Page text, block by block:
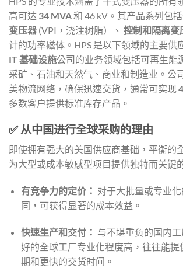
高可达 34 MVA和 46 kV。其产品系列包
变压器 (VPI，浇注树脂）、 控制和隔离变
计的功率磁体。HPS 是以下领域的主要供
IT 基础设施公司的业务领域包括可再生能
采矿、石油和天然气、商业和制造业。公
美物流网络，确保迅速交货，通常可实现
多数客户提供标准库存产品。
✅ 从中国进行全球采购的理由
即使拥有强大的美国供应商基础，平衡的
为大型或成本敏感型项目提供独特而关键
有竞争力的定价： 对于大批量或专业
同，可获得显著的成本效益。
快速生产和交付： 与不堪重负的国内
好的全球工厂专业化程度高，往往能提
期和更快的交货时间。